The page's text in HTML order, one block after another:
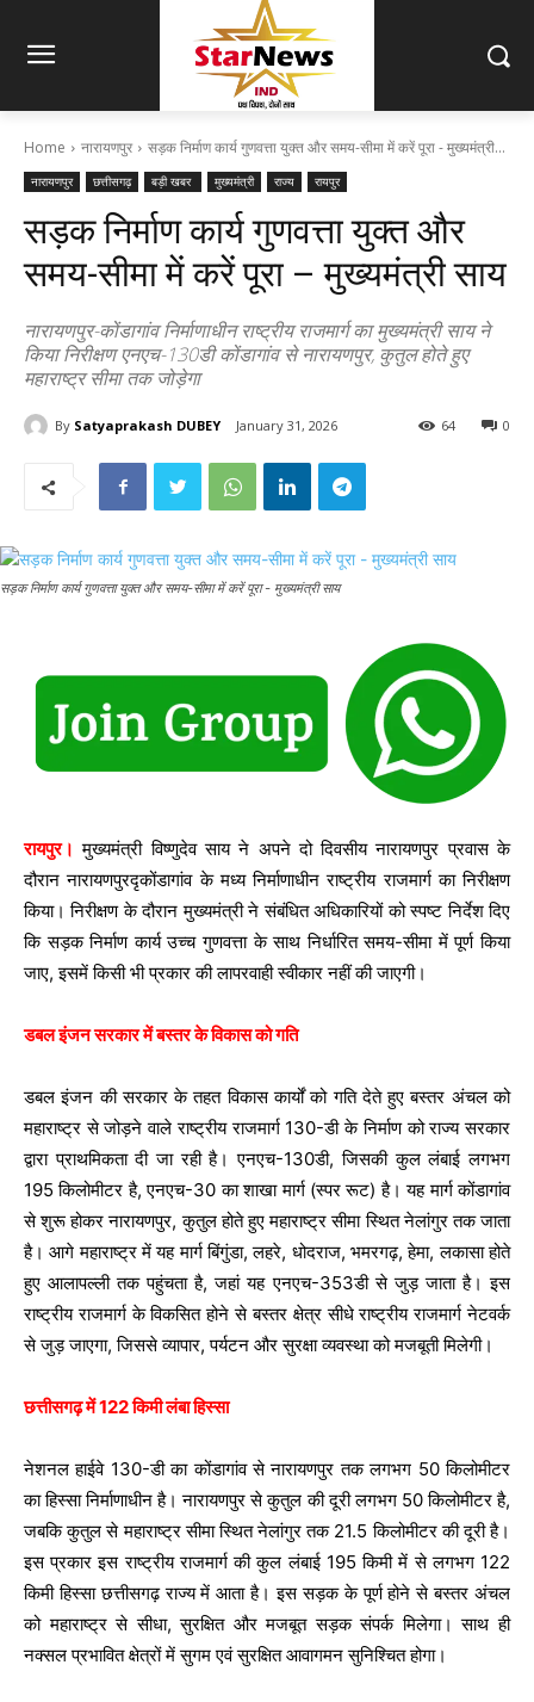
Home नारायणपुर सड़क निर्माण कार्य गुणवत्ता युक्त और समय-सीमा में करें पूरा - मुख्यमंत्री...
नारायणपुर छत्तीसगढ़ बड़ी खबर मुख्यमंत्री राज्य रायपुर
सड़क निर्माण कार्य गुणवत्ता युक्त और
समय-सीमा में करें पूरा – मुख्यमंत्री साय
नारायणपुर-कोंडागांव निर्माणाधीन राष्ट्रीय राजमार्ग का मुख्यमंत्री साय ने
किया निरीक्षण एनएच-130डी कोंडागांव से नारायणपुर, कुतुल होते हुए
महाराष्ट्र सीमा तक जोड़ेगा
By Satyaprakash DUBEY January 31, 2026 0
64
सड़क निर्माण कार्य गुणवत्ता युक्त और समय-सीमा में करें पूरा - मुख्यमंत्री साय
रायपुर। मुख्यमंत्री विष्णुदेव साय ने अपने दो दिवसीय नारायणपुर प्रवास के
दौरान नारायणपुरदृकोंडागांव के मध्य निर्माणाधीन राष्ट्रीय राजमार्ग का निरीक्षण
किया। निरीक्षण के दौरान मुख्यमंत्री ने संबंधित अधिकारियों को स्पष्ट निर्देश दिए
कि सड़क निर्माण कार्य उच्च गुणवत्ता के साथ निर्धारित समय-सीमा में पूर्ण किया
जाए, इसमें किसी भी प्रकार की लापरवाही स्वीकार नहीं की जाएगी।
डबल इंजन सरकार में बस्तर के विकास को गति
डबल इंजन की सरकार के तहत विकास कार्यों को गति देते हुए बस्तर अंचल को
महाराष्ट्र से जोड़ने वाले राष्ट्रीय राजमार्ग 130-डी के निर्माण को राज्य सरकार
द्वारा प्राथमिकता दी जा रही है। एनएच-130डी, जिसकी कुल लंबाई लगभग
195 किलोमीटर है, एनएच-30 का शाखा मार्ग (स्पर रूट) है। यह मार्ग कोंडागांव
से शुरू होकर नारायणपुर, कुतुल होते हुए महाराष्ट्र सीमा स्थित नेलांगुर तक जाता
है। आगे महाराष्ट्र में यह मार्ग बिंगुंडा, लहरे, धोदराज, भमरगढ़, हेमा, लकासा होते
हुए आलापल्ली तक पहुंचता है, जहां यह एनएच-353डी से जुड़ जाता है। इस
राष्ट्रीय राजमार्ग के विकसित होने से बस्तर क्षेत्र सीधे राष्ट्रीय राजमार्ग नेटवर्क
से जुड़ जाएगा, जिससे व्यापार, पर्यटन और सुरक्षा व्यवस्था को मजबूती मिलेगी।
छत्तीसगढ़ में 122 किमी लंबा हिस्सा
नेशनल हाईवे 130-डी का कोंडागांव से नारायणपुर तक लगभग 50 किलोमीटर
का हिस्सा निर्माणाधीन है। नारायणपुर से कुतुल की दूरी लगभग 50 किलोमीटर है,
जबकि कुतुल से महाराष्ट्र सीमा स्थित नेलांगुर तक 21.5 किलोमीटर की दूरी है।
इस प्रकार इस राष्ट्रीय राजमार्ग की कुल लंबाई 195 किमी में से लगभग 122
किमी हिस्सा छत्तीसगढ़ राज्य में आता है। इस सड़क के पूर्ण होने से बस्तर अंचल
को महाराष्ट्र से सीधा, सुरक्षित और मजबूत सड़क संपर्क मिलेगा। साथ ही
नक्सल प्रभावित क्षेत्रों में सुगम एवं सुरक्षित आवागमन सुनिश्चित होगा।